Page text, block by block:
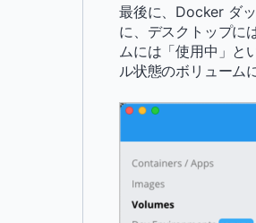
最後に、Docker ダ
に、デスクトップに
ムには「使用中」と
ル状態のボリューム